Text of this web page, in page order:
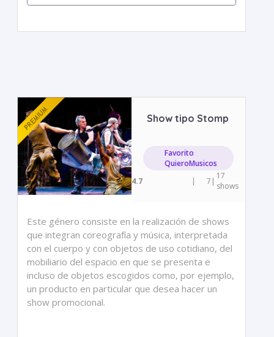
Show tipo Stomp
Favorito
QuieroMusicos
4.7
| 7 | 17
shows
Este género consiste en la realización de shows
que integran coreografía y música, interpretada
con el cuerpo y con objetos de uso cotidiano, del
mobiliario del espacio en que se presenta e
incluso de objetos escogidos como, por ejemplo,
un producto en particular que desea hacer un
show promocional.